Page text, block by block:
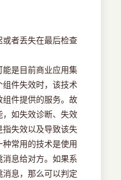
境
）
者丢失在最后检查
是目前商业应用集
件失效时，该技术
组件提供的服务。故
，如失效诊断、失效
失效以及导致该失
常用的技术是使用
息给对方。如果系
息，那么可以判定